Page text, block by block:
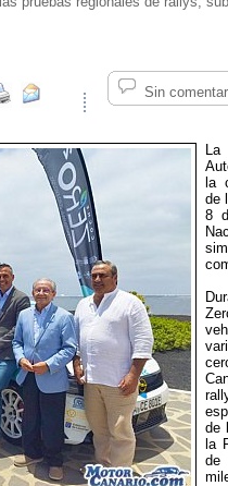
Sin comentar
la
de
8
de
la
de